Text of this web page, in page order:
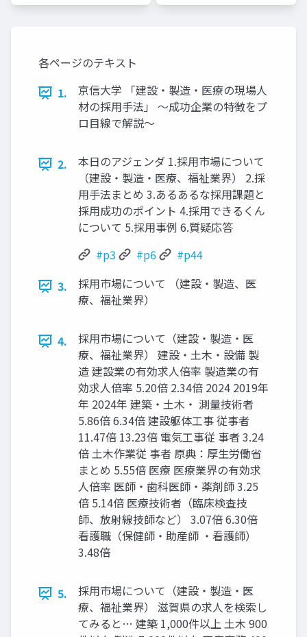
各ページのテキスト
1.
京信⼤学 「建設‧製造‧医療の現場⼈
材の採⽤⼿法」 〜成功企業の特徴をプ
ロ⽬線で解説〜
2.
本⽇のアジェンダ 1.採⽤市場について
（建設‧製造‧医療、福祉業界） 2.採
⽤⼿法まとめ 3.あるあるな採⽤課題と
採⽤成功のポイント 4.採⽤できるくん
について 5.採⽤事例 6.質疑応答
#p3
#p6
#p44
3.
採⽤市場について （建設‧製造、医
療、福祉業界）
4.
採⽤市場について（建設‧製造‧医
療、福祉業界） 建設‧⼟⽊‧設備 製
造 建設業の有効求⼈倍率 製造業の有
効求⼈倍率 5.20倍 2.34倍 2024 2019年
年 2024年 建築‧⼟⽊‧ 測量技術者
5.86倍 6.34倍 建設躯体⼯事 従事者
11.47倍 13.23倍 電気⼯事従 事者 3.24
倍 ⼟⽊作業従 事者 原典：厚⽣労働省
まとめ 5.55倍 医療 医療業界の有効求
⼈倍率 医師‧⻭科医師‧薬剤師 3.25
倍 5.14倍 医療技術者（臨床検査技
師、放射線技師など） 3.07倍 6.30倍
看護職（保健師‧助産師 ‧看護師）
3.48倍
5.
採⽤市場について（建設‧製造‧医
療、福祉業界） 滋賀県の求⼈を検索し
てみると… 建築 1,000件以上 ⼟⽊ 900